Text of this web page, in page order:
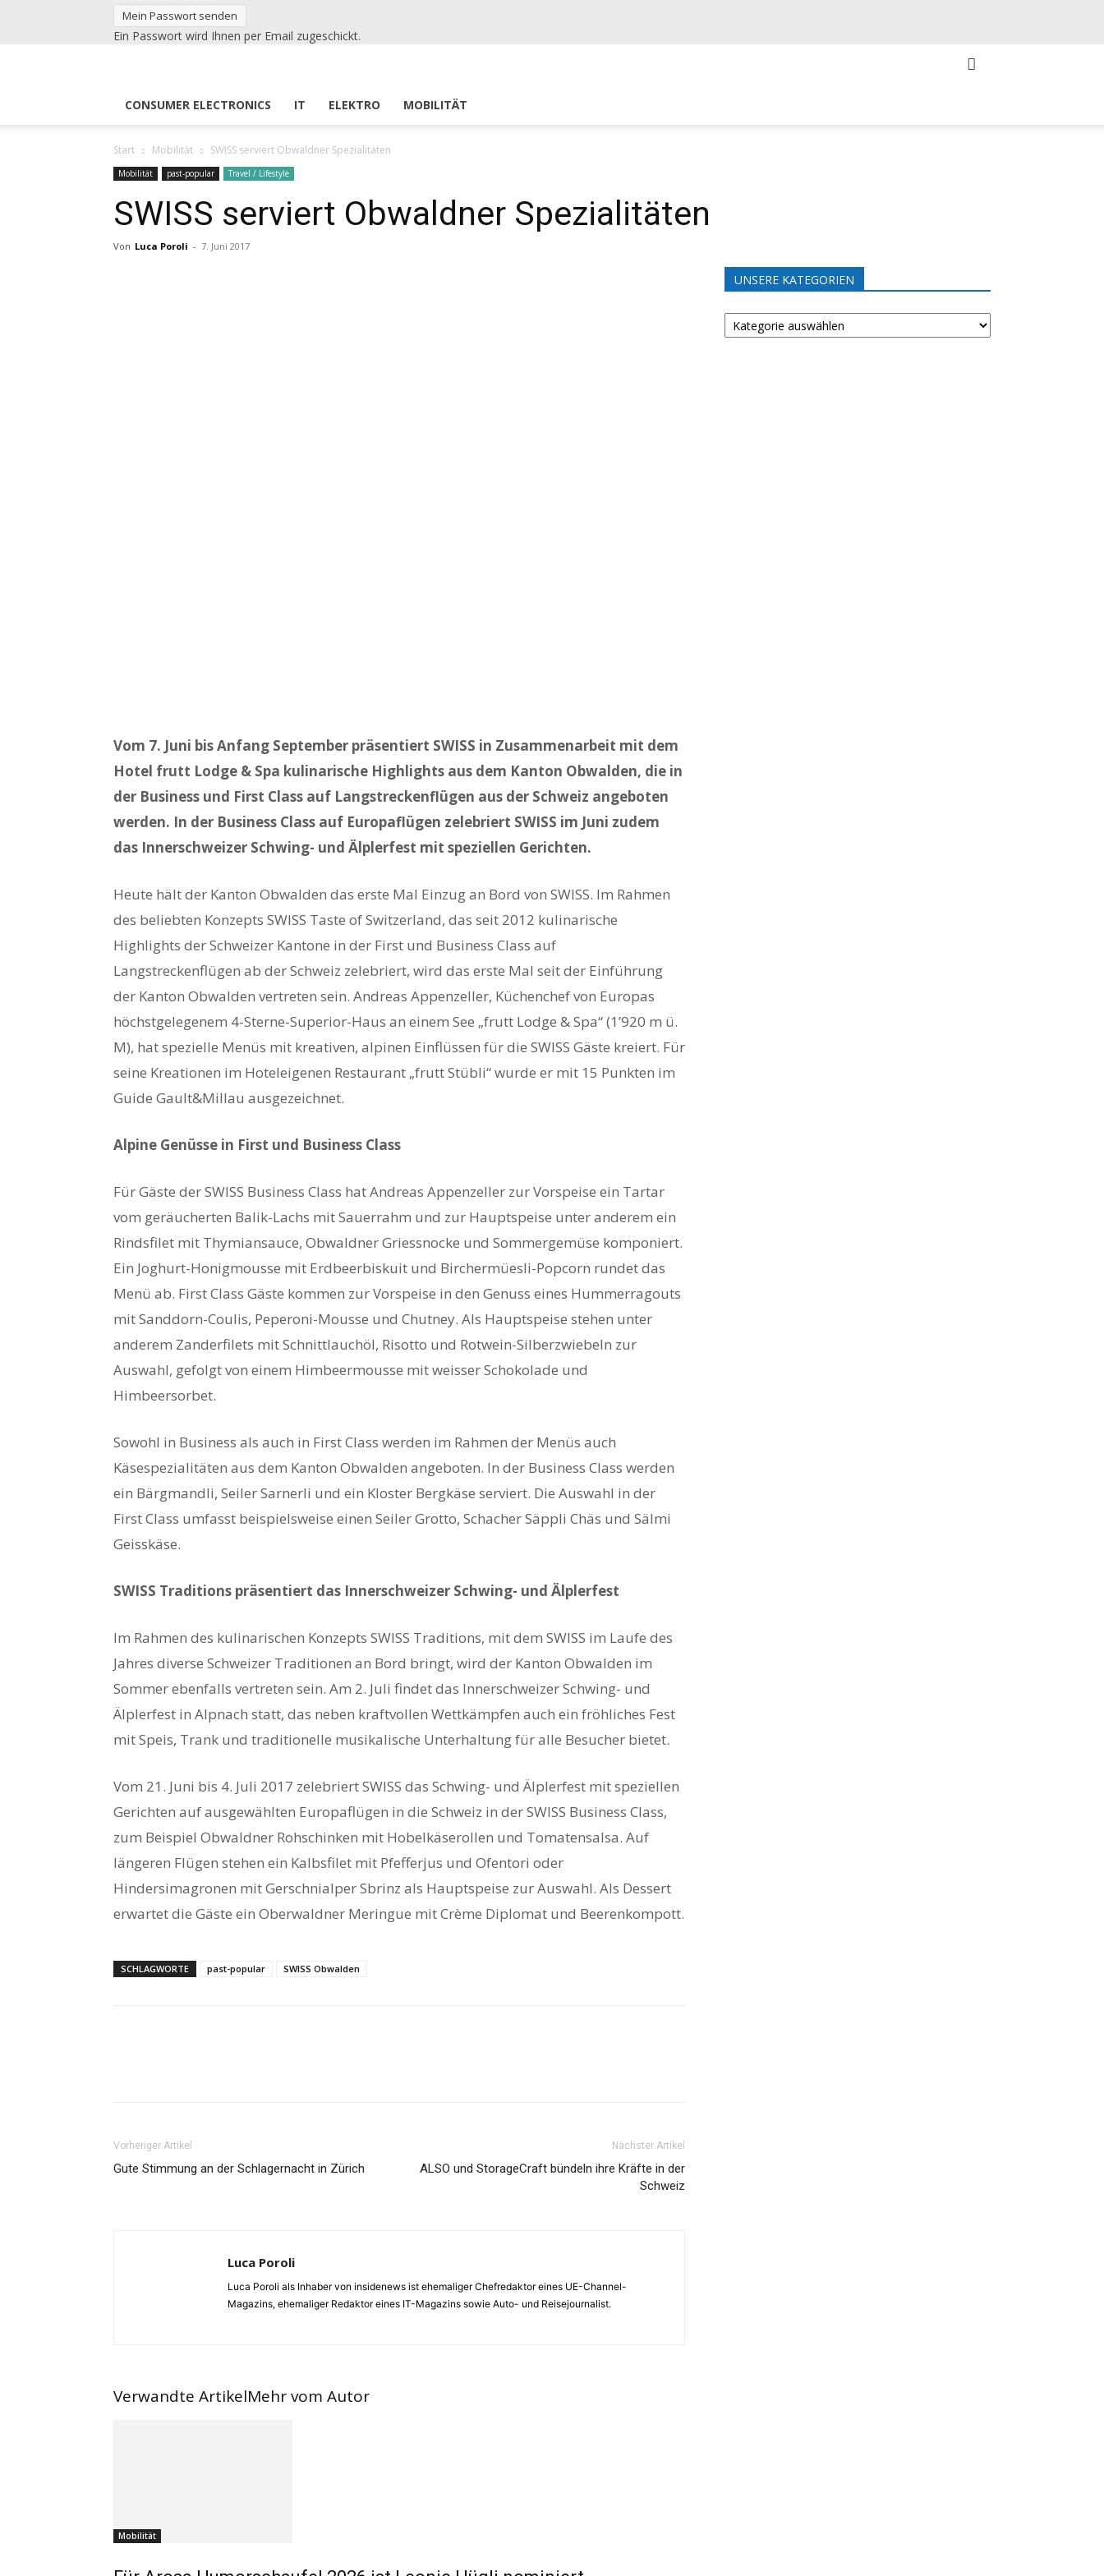
Ein Passwort wird Ihnen per Email zugeschickt.
CONSUMER ELECTRONICS IT ELEKTRO MOBILITÄT
Start Mobilität SWISS serviert Obwaldner Spezialitäten
Mobilität past-popular Travel / Lifestyle
SWISS serviert Obwaldner Spezialitäten
Von Luca Poroli - 7. Juni 2017
Vom 7. Juni bis Anfang September präsentiert SWISS in Zusammenarbeit mit dem
Hotel frutt Lodge & Spa kulinarische Highlights aus dem Kanton Obwalden, die in
der Business und First Class auf Langstreckenflügen aus der Schweiz angeboten
werden. In der Business Class auf Europaflügen zelebriert SWISS im Juni zudem
das Innerschweizer Schwing- und Älplerfest mit speziellen Gerichten.
Heute hält der Kanton Obwalden das erste Mal Einzug an Bord von SWISS. Im Rahmen
des beliebten Konzepts SWISS Taste of Switzerland, das seit 2012 kulinarische
Highlights der Schweizer Kantone in der First und Business Class auf
Langstreckenflügen ab der Schweiz zelebriert, wird das erste Mal seit der Einführung
der Kanton Obwalden vertreten sein. Andreas Appenzeller, Küchenchef von Europas
höchstgelegenem 4-Sterne-Superior-Haus an einem See „frutt Lodge & Spa“ (1’920 m ü.
M), hat spezielle Menüs mit kreativen, alpinen Einflüssen für die SWISS Gäste kreiert. Für
seine Kreationen im Hoteleigenen Restaurant „frutt Stübli“ wurde er mit 15 Punkten im
Guide Gault&Millau ausgezeichnet.
Alpine Genüsse in First und Business Class
Für Gäste der SWISS Business Class hat Andreas Appenzeller zur Vorspeise ein Tartar
vom geräucherten Balik-Lachs mit Sauerrahm und zur Hauptspeise unter anderem ein
Rindsfilet mit Thymiansauce, Obwaldner Griessnocke und Sommergemüse komponiert.
Ein Joghurt-Honigmousse mit Erdbeerbiskuit und Birchermüesli-Popcorn rundet das
Menü ab. First Class Gäste kommen zur Vorspeise in den Genuss eines Hummerragouts
mit Sanddorn-Coulis, Peperoni-Mousse und Chutney. Als Hauptspeise stehen unter
anderem Zanderfilets mit Schnittlauchöl, Risotto und Rotwein-Silberzwiebeln zur
Auswahl, gefolgt von einem Himbeermousse mit weisser Schokolade und
Himbeersorbet.
Sowohl in Business als auch in First Class werden im Rahmen der Menüs auch
Käsespezialitäten aus dem Kanton Obwalden angeboten. In der Business Class werden
ein Bärgmandli, Seiler Sarnerli und ein Kloster Bergkäse serviert. Die Auswahl in der
First Class umfasst beispielsweise einen Seiler Grotto, Schacher Säppli Chäs und Sälmi
Geisskäse.
SWISS Traditions präsentiert das Innerschweizer Schwing- und Älplerfest
Im Rahmen des kulinarischen Konzepts SWISS Traditions, mit dem SWISS im Laufe des
Jahres diverse Schweizer Traditionen an Bord bringt, wird der Kanton Obwalden im
Sommer ebenfalls vertreten sein. Am 2. Juli findet das Innerschweizer Schwing- und
Älplerfest in Alpnach statt, das neben kraftvollen Wettkämpfen auch ein fröhliches Fest
mit Speis, Trank und traditionelle musikalische Unterhaltung für alle Besucher bietet.
Vom 21. Juni bis 4. Juli 2017 zelebriert SWISS das Schwing- und Älplerfest mit speziellen
Gerichten auf ausgewählten Europaflügen in die Schweiz in der SWISS Business Class,
zum Beispiel Obwaldner Rohschinken mit Hobelkäserollen und Tomatensalsa. Auf
längeren Flügen stehen ein Kalbsfilet mit Pfefferjus und Ofentori oder
Hindersimagronen mit Gerschnialper Sbrinz als Hauptspeise zur Auswahl. Als Dessert
erwartet die Gäste ein Oberwaldner Meringue mit Crème Diplomat und Beerenkompott.
SCHLAGWORTE past-popular SWISS Obwalden
Vorheriger Artikel
Gute Stimmung an der Schlagernacht in Zürich
Nächster Artikel
ALSO und StorageCraft bündeln ihre Kräfte in der
Schweiz
Luca Poroli
Luca Poroli als Inhaber von insidenews ist ehemaliger Chefredaktor eines UE-Channel-
Magazins, ehemaliger Redaktor eines IT-Magazins sowie Auto- und Reisejournalist.
Verwandte ArtikelMehr vom Autor
Mobilität
UNSERE KATEGORIEN
UNSERE
KATEGORIEN